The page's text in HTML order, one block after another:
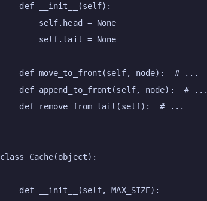
def __init__ (self):
self.head = None
self.tail = None
def move_to_front (self, node): # ...
def append_to_front (self, node): # ...
def
remove_from_tail ( self): # ...
class Cache(object):
def __init__ (self, MAX_SIZE):